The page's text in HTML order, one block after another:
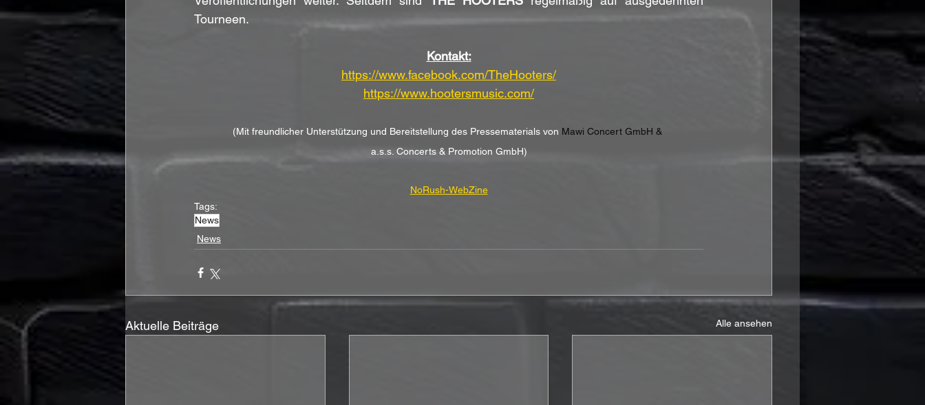
Tourneen.
Kontakt:
https://www.facebook.com/TheHooters/
https://www.hootersmusic.com/
(Mit freundlicher Unterstützung und Bereitstellung des Pressematerials von Mawi Concert GmbH &
a.s.s. Concerts & Promotion GmbH)
NoRush-WebZine
Tags:
News
News
Aktuelle Beiträge Alle ansehen